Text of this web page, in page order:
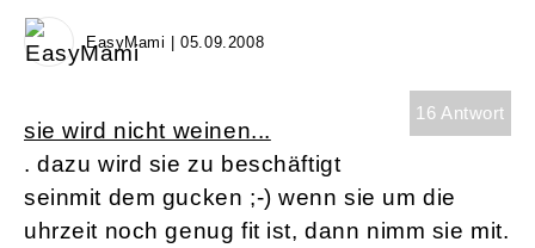
EasyMami | 05.09.2008
16 Antwort
sie wird nicht weinen...
. dazu wird sie zu beschäftigt
seinmit dem gucken ;-) wenn sie um die
uhrzeit noch genug fit ist, dann nimm sie mit.